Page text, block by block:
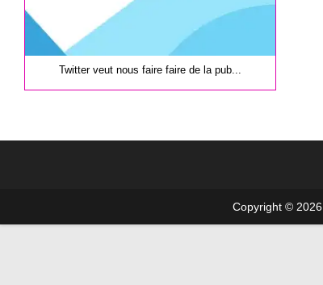
Twitter veut nous faire faire de la pub...
Copyright © 2026